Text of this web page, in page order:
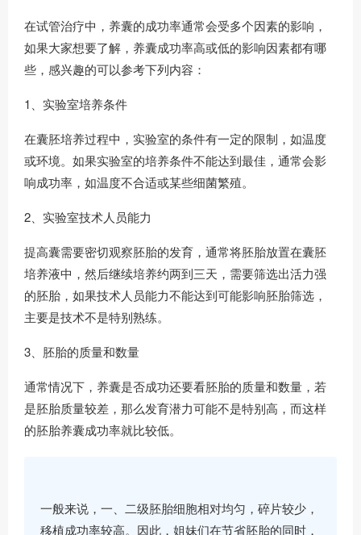
在试管治疗中，养囊的成功率通常会受多个因素的影响，
如果大家想要了解，养囊成功率高或低的影响因素都有哪
些，感兴趣的可以参考下列内容：
1、实验室培养条件
在囊胚培养过程中，实验室的条件有一定的限制，如温度
或环境。如果实验室的培养条件不能达到最佳，通常会影
响成功率，如温度不合适或某些细菌繁殖。
2、实验室技术人员能力
提高囊需要密切观察胚胎的发育，通常将胚胎放置在囊胚
培养液中，然后继续培养约两到三天，需要筛选出活力强
的胚胎，如果技术人员能力不能达到可能影响胚胎筛选，
主要是技术不是特别熟练。
3、胚胎的质量和数量
通常情况下，养囊是否成功还要看胚胎的质量和数量，若
是胚胎质量较差，那么发育潜力可能不是特别高，而这样
的胚胎养囊成功率就比较低。
一般来说，一、二级胚胎细胞相对均匀，碎片较少，
移植成功率较高。因此，姐妹们在节省胚胎的同时，